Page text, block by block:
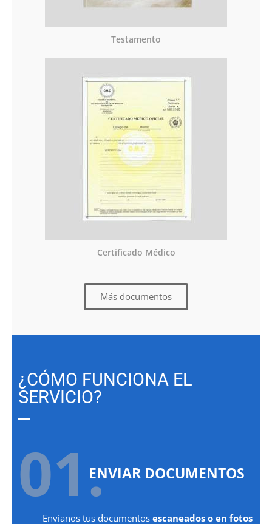
Testamento
Certificado Médico
Más documentos
¿CÓMO FUNCIONA EL
SERVICIO?
01.ENVIAR DOCUMENTOS
Envíanos tus documentos escaneados o en fotos